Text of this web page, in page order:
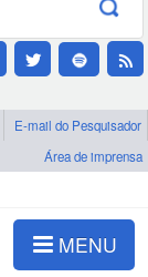
E-mail do Pesquisador
Área de imprensa
MENU